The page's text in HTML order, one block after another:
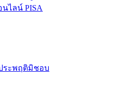
ไลน์ PISA
ระพฤติมิชอบ